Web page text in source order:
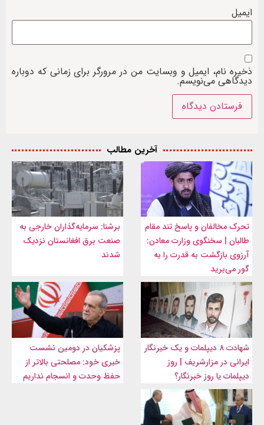
ایمیل
ذخیره نام، ایمیل و وبسایت من در مرورگر برای زمانی که دوباره
دیدگاهی می‌نویسم.
آخرین مطالب
تحرک مخالفان و پاسخ تند مقام
طالبان | سخنگوی وزارت معادن:
آرزوی بازگشت به قدرت را به
گور می‌برید
برشنا: سرمایه‌گذاران خارجی به
صنعت برق افغانستان نزدیک
شدند
شهادت ۸ دیپلمات و یک خبرنگار
ایرانی در مزارشریف | روز
دیپلمات یا روز خبرنگار؟
پزشکیان در دومین نشست
خبری خود: مصلحتی بالاتر از
حفظ وحدت و انسجام نداریم